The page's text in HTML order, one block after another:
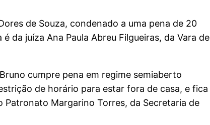
de Souza, condenado a uma pena de 20
da juíza Ana Paula Abreu Filgueiras, da Vara de
cumpre pena em regime semiaberto
de horário para estar fora de casa, e fica
Patronato Margarino Torres, da Secretaria de